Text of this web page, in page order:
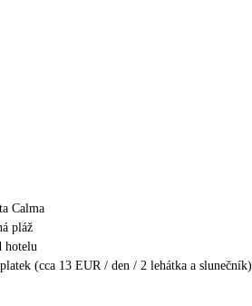
Calma
pláž
hotelu
(cca 13 EUR / den / 2 lehátka a slunečník)